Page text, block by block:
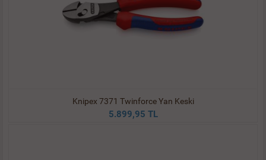
Knipex 7371 Twinforce Yan Keski
5.899,95 TL